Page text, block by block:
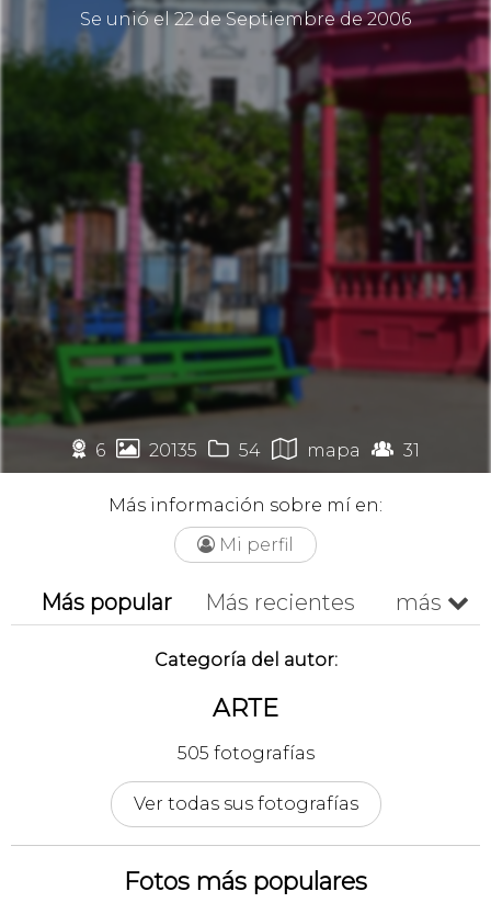
Se unió el 22 de Septiembre de 2006
🏉 6  20135  54  mapa  31
Más información sobre mí en:
 Mi perfil
Más popular
Más recientes
Cronológico
A-z Z-a
más 
Categoría del autor:
ARTE
505 fotografías
Ver todas sus fotografías
Fotos más populares